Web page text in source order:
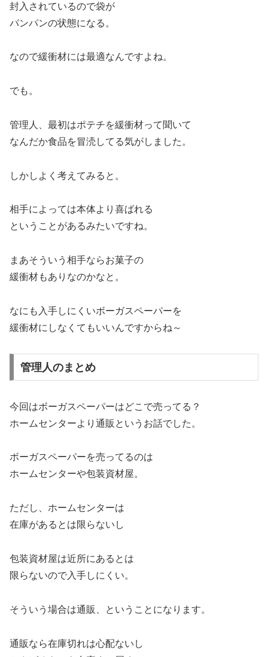
封入されているので袋が
パンパンの状態になる。
なので緩衝材には最適なんですよね。
でも。
管理人、最初はポテチを緩衝材って聞いて
なんだか食品を冒涜してる気がしました。
しかしよく考えてみると。
相手によっては本体より喜ばれる
ということがあるみたいですね。
まあそういう相手ならお菓子の
緩衝材もありなのかなと。
なにも入手しにくいボーガスペーパーを
緩衝材にしなくてもいいんですからね～
管理人のまとめ
今回はボーガスペーパーはどこで売ってる？
ホームセンターより通販というお話でした。
ボーガスペーパーを売ってるのは
ホームセンターや包装資材屋。
ただし、ホームセンターは
在庫があるとは限らないし
包装資材屋は近所にあるとは
限らないので入手しにくい。
そういう場合は通販、ということになります。
通販なら在庫切れは心配ないし